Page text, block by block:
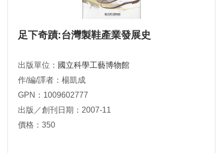
足下奇蹟:台灣製鞋產業發展史
出版單位： 國立科學工藝博物館
作/編/譯者：楊凱成
GPN：1009602777
出版／創刊日期：2007-11
價格：350